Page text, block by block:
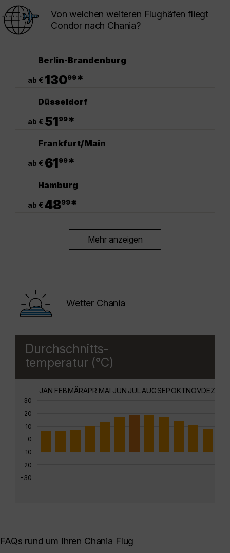
Von welchen weiteren Flughäfen fliegt
Condor nach Chania?
Berlin-Brandenburg
ab € 13099*
Düsseldorf
ab € 5199*
Frankfurt/Main
ab € 6199*
Hamburg
ab €4899*
Mehr anzeigen
Wetter Chania
Durchschnitts-
temperatur (°C)
30
20
10
0
-10
-20
-30
JAN FEBMÄRAPR MAI JUN JUL AUGSEPOKTNOVDEZ
FAQs rund um Ihren Chania Flug